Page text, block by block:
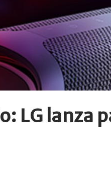
LG